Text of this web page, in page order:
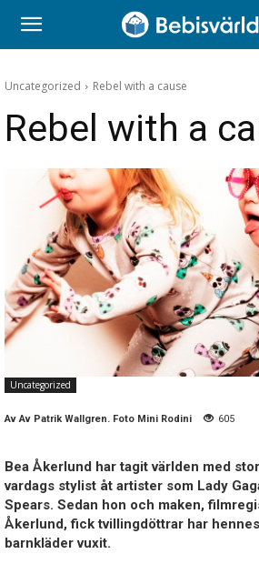
Uncategorized Rebel with a cause
Rebel with a
Uncategorized
AvAv Patrik Wallgren. Foto Mini Rodini 605
Bea Åkerlund har tagit världen med
vardags stylist åt artister som Lady
Spears. Sedan hon och maken,
Åkerlund, fick tvillingdöttrar har
barnkläder vuxit.